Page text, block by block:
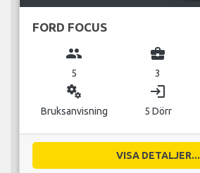
FORD FOCUS
group
5
business_center
3
miscellaneous_services
Bruksanvisning
login
5 Dörr
VISA DETALJER...